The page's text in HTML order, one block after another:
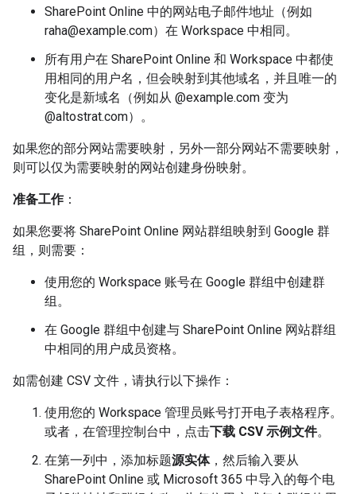
SharePoint Online 中的网站电子邮件地址（例如
raha@example.com）在 Workspace 中相同。
所有用户在 SharePoint Online 和 Workspace 中都使
用相同的用户名，但会映射到其他域名，并且唯一的
变化是新域名（例如从 @example.com 变为
@altostrat.com）。
如果您的部分网站需要映射，另外一部分网站不需要映射，
则可以仅为需要映射的网站创建身份映射。
准备工作：
如果您要将 SharePoint Online 网站群组映射到 Google 群
组，则需要：
使用您的 Workspace 账号在 Google 群组中创建群
组。
在 Google 群组中创建与 SharePoint Online 网站群组
中相同的用户成员资格。
如需创建 CSV 文件，请执行以下操作：
使用您的 Workspace 管理员账号打开电子表格程序。
或者，在管理控制台中，点击下载 CSV 示例文件。
在第一列中，添加标题源实体，然后输入要从
SharePoint Online 或 Microsoft 365 中导入的每个电